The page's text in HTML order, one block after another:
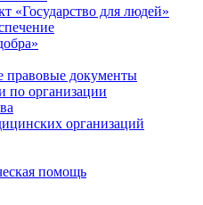
«Государство для людей»
правовые документы
по организации
организаций
помощь